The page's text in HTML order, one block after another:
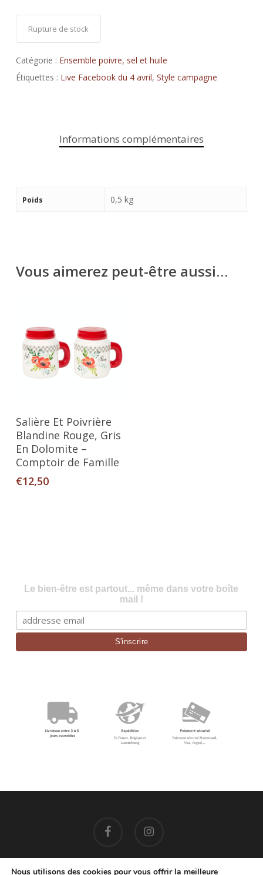
Rupture de stock
Catégorie : Ensemble poivre, sel et huile
Étiquettes : Live Facebook du 4 avril, Style campagne
Informations complémentaires
Poids 0,5 kg
Vous aimerez peut-être aussi…
Ajouter Au Panier
Salière Et Poivrière
Blandine Rouge, Gris
En Dolomite –
Comptoir de Famille
€12,50
Le bien-être est partout... même dans votre boîte
mail !
Nous utilisons des cookies pour vous offrir la meilleure